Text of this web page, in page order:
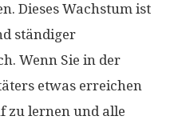
Dieses Wachstum ist
ständiger
Wenn Sie in der
etwas erreichen
zu lernen und alle